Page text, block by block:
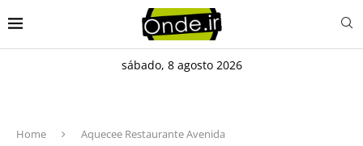
sábado, 8 agosto 2026
Home Aquecee Restaurante Avenida